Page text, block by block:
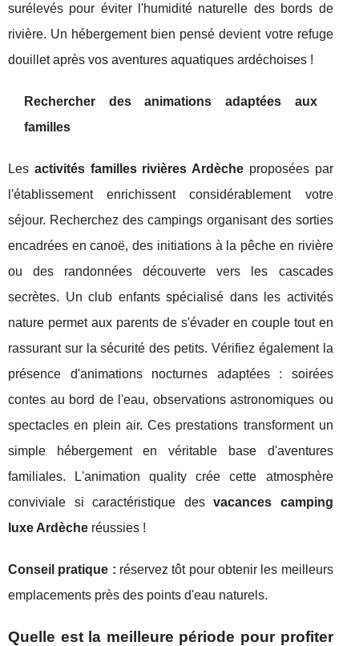
surélevés pour éviter l'humidité naturelle des bords de
rivière. Un hébergement bien pensé devient votre refuge
douillet après vos aventures aquatiques ardéchoises !
Rechercher des animations adaptées aux
familles
Les activités familles rivières Ardèche proposées par
l'établissement enrichissent considérablement votre
séjour. Recherchez des campings organisant des sorties
encadrées en canoë, des initiations à la pêche en rivière
ou des randonnées découverte vers les cascades
secrètes. Un club enfants spécialisé dans les activités
nature permet aux parents de s'évader en couple tout en
rassurant sur la sécurité des petits. Vérifiez également la
présence d'animations nocturnes adaptées : soirées
contes au bord de l'eau, observations astronomiques ou
spectacles en plein air. Ces prestations transforment un
simple hébergement en véritable base d'aventures
familiales. L'animation quality crée cette atmosphère
conviviale si caractéristique desvacances camping
luxe Ardèche réussies !
Conseil pratique : réservez tôt pour obtenir les meilleurs
emplacements près des points d'eau naturels.
Quelle est la meilleure période pour profiter